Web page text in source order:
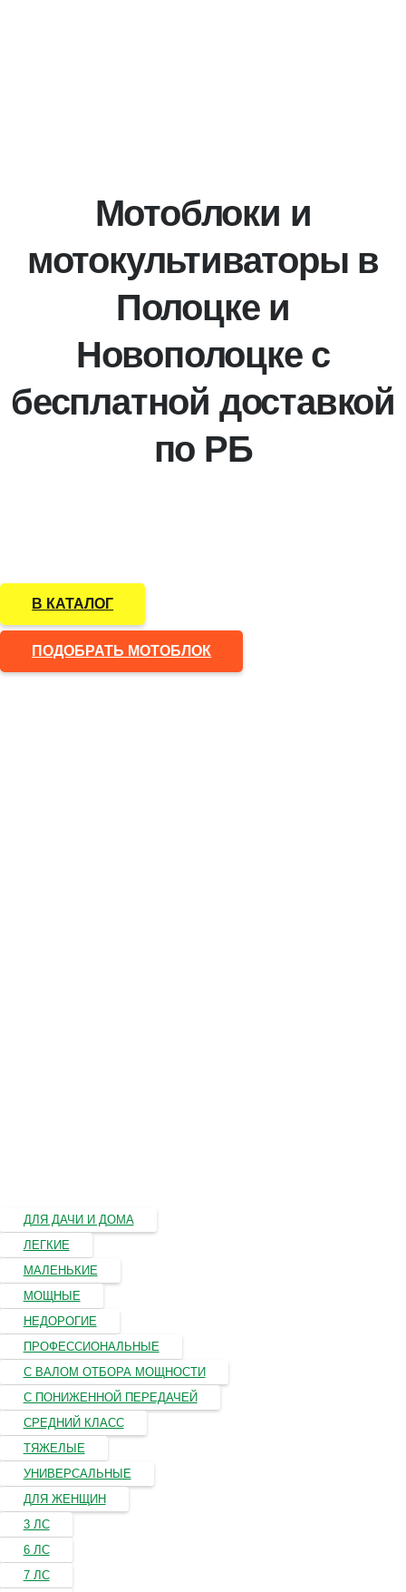
Мотоблоки и
мотокультиваторы в
Полоцке и
Новополоцке с
бесплатной доставкой
по РБ
В КАТАЛОГ
ПОДОБРАТЬ МОТОБЛОК
ДЛЯ ДАЧИ И ДОМА
ЛЕГКИЕ
МАЛЕНЬКИЕ
МОЩНЫЕ
НЕДОРОГИЕ
ПРОФЕССИОНАЛЬНЫЕ
С ВАЛОМ ОТБОРА МОЩНОСТИ
С ПОНИЖЕННОЙ ПЕРЕДАЧЕЙ
СРЕДНИЙ КЛАСС
ТЯЖЕЛЫЕ
УНИВЕРСАЛЬНЫЕ
ДЛЯ ЖЕНЩИН
3 ЛС
6 ЛС
7 ЛС